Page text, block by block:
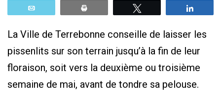
La Ville de Terrebonne conseille de laisser les
pissenlits sur son terrain jusqu’à la fin de leur
floraison, soit vers la deuxième ou troisième
semaine de mai, avant de tondre sa pelouse.